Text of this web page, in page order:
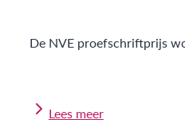
De NVE proefschriftprijs
Lees meer